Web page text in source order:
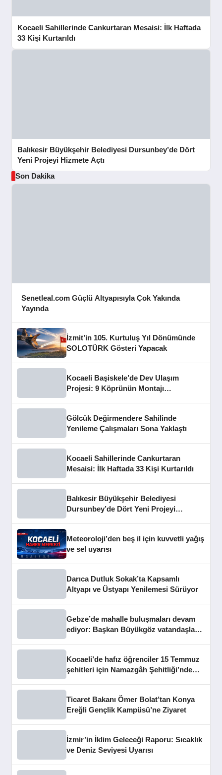
Kocaeli Sahillerinde Cankurtaran Mesaisi: İlk Haftada
33 Kişi Kurtarıldı
Balıkesir Büyükşehir Belediyesi Dursunbey’de Dört
Yeni Projeyi Hizmete Açtı
Son Dakika
Senetleal.com Güçlü Altyapısıyla Çok Yakında
Yayında
İzmit’in 105. Kurtuluş Yıl Dönümünde
SOLOTÜRK Gösteri Yapacak
Kocaeli Başiskele’de Dev Ulaşım
Projesi: 9 Köprünün Montajı
Gölcük Değirmendere Sahilinde
Yenileme Çalışmaları Sona Yaklaştı
Kocaeli Sahillerinde Cankurtaran
Mesaisi: İlk Haftada 33 Kişi Kurtarıldı
Balıkesir Büyükşehir Belediyesi
Dursunbey’de Dört Yeni Projeyi
Meteoroloji’den beş il için kuvvetli yağış
ve sel uyarısı
Darıca Dutluk Sokak’ta Kapsamlı
Altyapı ve Üstyapı Yenilemesi Sürüyor
Gebze’de mahalle buluşmaları devam
ediyor: Başkan Büyükgöz vatandaşları
Kocaeli’de hafız öğrenciler 15 Temmuz
şehitleri için Namazgâh Şehitliği’nde
Ticaret Bakanı Ömer Bolat’tan Konya
Ereğli Gençlik Kampüsü’ne Ziyaret
İzmir’in İklim Geleceği Raporu: Sıcaklık
ve Deniz Seviyesi Uyarısı